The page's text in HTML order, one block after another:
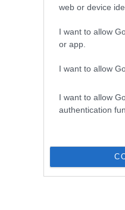
web or device
I want to allow
or app.
I want to allow
I want to allow
authentication